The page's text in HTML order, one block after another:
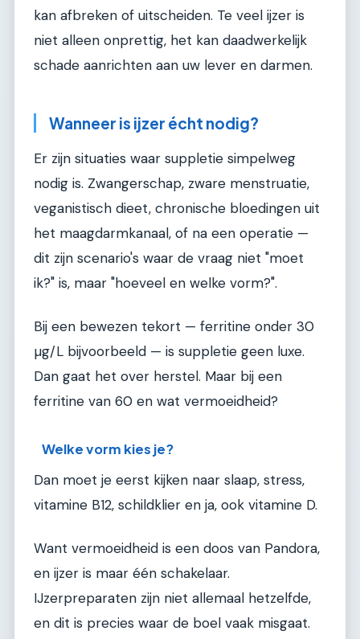
kan afbreken of uitscheiden. Te veel ijzer is
niet alleen onprettig, het kan daadwerkelijk
schade aanrichten aan uw lever en darmen.
Wanneer is ijzer écht nodig?
Er zijn situaties waar suppletie simpelweg
nodig is. Zwangerschap, zware menstruatie,
veganistisch dieet, chronische bloedingen uit
het maagdarmkanaal, of na een operatie —
dit zijn scenario's waar de vraag niet "moet
ik?" is, maar "hoeveel en welke vorm?".
Bij een bewezen tekort — ferritine onder 30
µg/L bijvoorbeeld — is suppletie geen luxe.
Dan gaat het over herstel. Maar bij een
ferritine van 60 en wat vermoeidheid?
Welke vorm kies je?
Dan moet je eerst kijken naar slaap, stress,
vitamine B12, schildklier en ja, ook vitamine D.
Want vermoeidheid is een doos van Pandora,
en ijzer is maar één schakelaar.
IJzerpreparaten zijn niet allemaal hetzelfde,
en dit is precies waar de boel vaak misgaat.